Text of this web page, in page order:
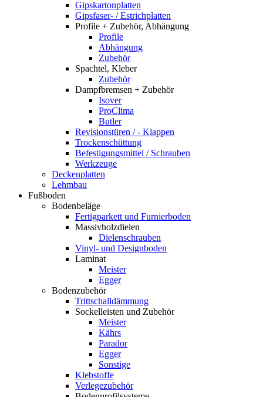
Gipskartonplatten
Gipsfaser- / Estrichplatten
Profile + Zubehör, Abhängung
Profile
Abhängung
Zubehör
Spachtel, Kleber
Zubehör
Dampfbremsen + Zubehör
Isover
ProClima
Butler
Revisionstüren / - Klappen
Trockenschüttung
Befestigungsmittel / Schrauben
Werkzeuge
Deckenplatten
Lehmbau
Fußboden
Bodenbeläge
Fertigparkett und Furnierboden
Massivholzdielen
Dielenschrauben
Vinyl- und Designboden
Laminat
Meister
Egger
Bodenzubehör
Trittschalldämmung
Sockelleisten und Zubehör
Meister
Kährs
Parador
Egger
Sonstige
Klebstoffe
Verlegezubehör